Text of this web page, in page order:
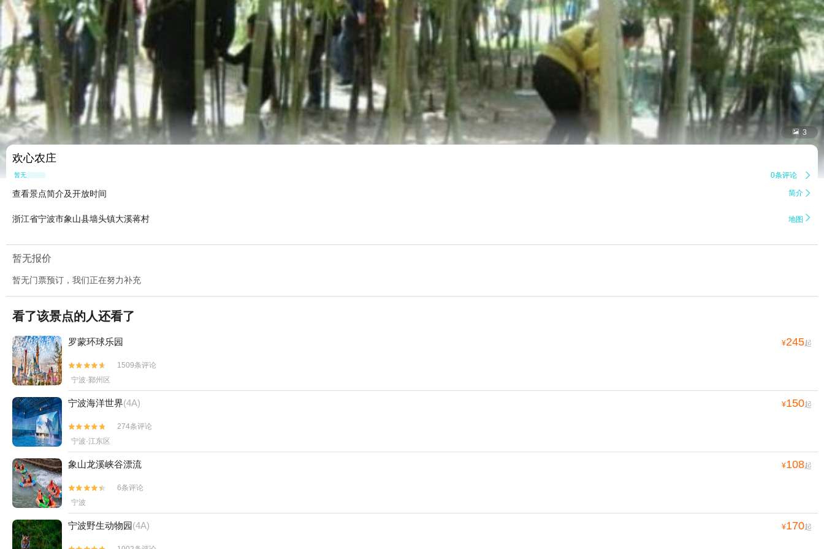
 3
欢心农庄
暂无点评 0条评论 
查看景点简介及开放时间 简介 
浙江省宁波市象山县墙头镇大溪蒋村 地图 
暂无报价
暂无门票预订，我们正在努力补充
看了该景点的人还看了
罗蒙环球乐园 ¥245起


1509条评论
宁波·鄞州区
宁波海洋世界(4A) ¥150起


274条评论
宁波·江东区
象山龙溪峡谷漂流 ¥108起


6条评论
宁波
宁波野生动物园(4A) ¥170起